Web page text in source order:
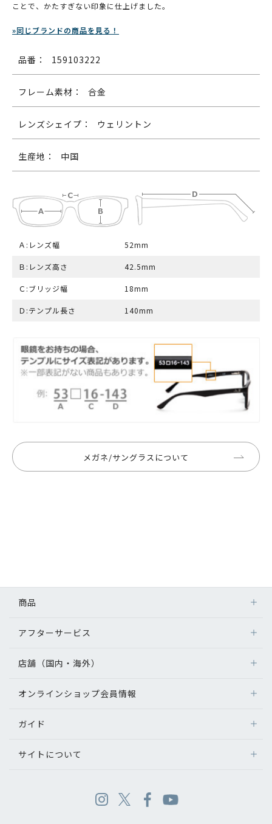
ことで、かたすぎない印象に仕上げました。
»同じブランドの商品を見る！
品番： 159103222
フレーム素材： 合金
レンズシェイプ： ウェリントン
生産地： 中国
Ａ:レンズ幅 52mm
Ｂ:レンズ高さ 42.5mm
Ｃ:ブリッジ幅 18mm
Ｄ:テンプル長さ 140mm
メガネ/サングラスについて
商品
アフターサービス
店舗（国内・海外）
オンラインショップ会員情報
ガイド
サイトについて